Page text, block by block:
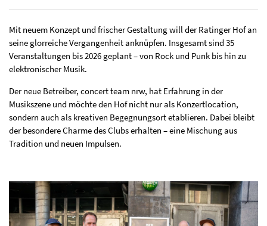
Mit neuem Konzept und frischer Gestaltung will der Ratinger Hof an
seine glorreiche Vergangenheit anknüpfen. Insgesamt sind 35
Veranstaltungen bis 2026 geplant – von Rock und Punk bis hin zu
elektronischer Musik.
Der neue Betreiber, concert team nrw, hat Erfahrung in der
Musikszene und möchte den Hof nicht nur als Konzertlocation,
sondern auch als kreativen Begegnungsort etablieren. Dabei bleibt
der besondere Charme des Clubs erhalten – eine Mischung aus
Tradition und neuen Impulsen.